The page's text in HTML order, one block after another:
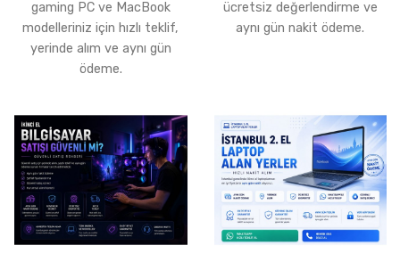
gaming PC ve MacBook
modelleriniz için hızlı teklif,
yerinde alım ve aynı gün
ödeme.
ücretsiz değerlendirme ve
aynı gün nakit ödeme.